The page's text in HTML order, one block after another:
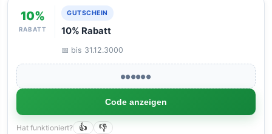
10%
RABATT
GUTSCHEIN
10% Rabatt
📅 bis 31.12.3000
●●●●●●
Code anzeigen
Hat funktioniert? 👍 👎